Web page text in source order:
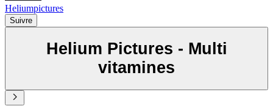
Heliumpictures
Suivre
Helium Pictures - Multi
vitamines